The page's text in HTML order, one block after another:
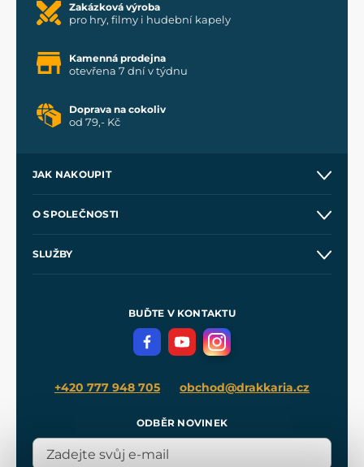
Zakázková výroba
pro hry, filmy i hudební kapely
Kamenná prodejna
otevřena 7 dní v týdnu
Doprava na cokoliv
od 79,- Kč
JAK NAKOUPIT
Velkoobchod
O SPOLEČNOSTI
SLUŽBY
Meče pro Kingdom Come
BUĎTE V KONTAKTU
+420 777 948 705 obchod@drakkaria.cz
ODBĚR NOVINEK